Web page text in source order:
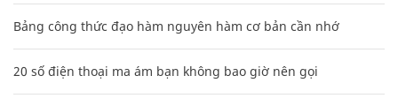
Bảng công thức đạo hàm nguyên hàm cơ bản cần nhớ
20 số điện thoại ma ám bạn không bao giờ nên gọi